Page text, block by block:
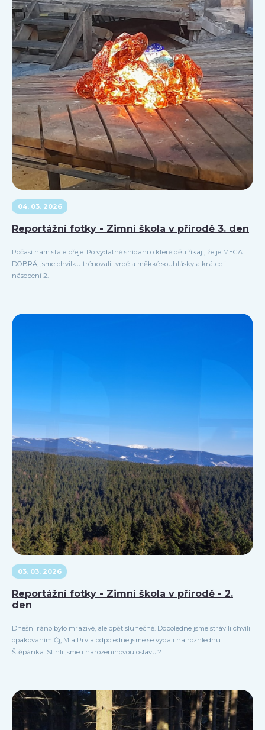
04. 03. 2026
Reportážní fotky - Zimní škola v přírodě 3. den
Počasí nám stále přeje. Po vydatné snídani o které děti říkají, že je MEGA
DOBRÁ, jsme chvilku trénovali tvrdé a měkké souhlásky a krátce i
násobení 2.
03. 03. 2026
Reportážní fotky - Zimní škola v přírodě - 2.
den
Dnešní ráno bylo mrazivé, ale opět slunečné. Dopoledne jsme strávili chvíli
opakováním Čj, M a Prv a odpoledne jsme se vydali na rozhlednu
Štěpánka. Stihli jsme i narozeninovou oslavu.?...